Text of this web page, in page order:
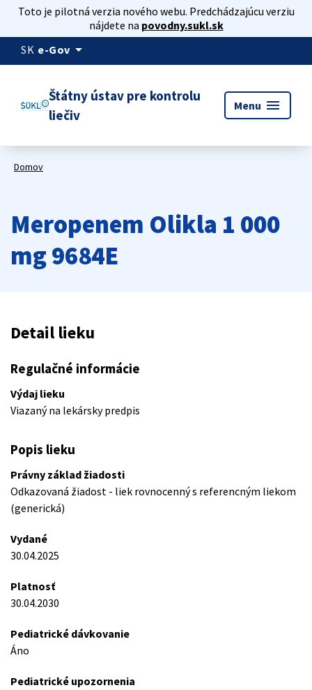
Toto je pilotná verzia nového webu. Predchádzajúcu verziu
nájdete na povodny.sukl.sk
SK e-Gov arrow_drop_down
Štátny ústav pre kontrolu
liečiv
Menu menu
Domov
Meropenem Olikla 1 000
mg 9684E
Detail lieku
Regulačné informácie
Výdaj lieku
Viazaný na lekársky predpis
Popis lieku
Právny základ žiadosti
Odkazovaná žiadost - liek rovnocenný s referencným liekom
(generická)
Vydané
30.04.2025
Platnosť
30.04.2030
Pediatrické dávkovanie
Áno
Pediatrické upozornenia